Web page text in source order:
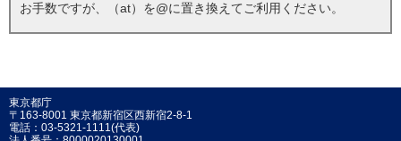
お手数ですが、（at）を@に置き換えてご利用ください。
東京都庁
〒163-8001 東京都新宿区西新宿2-8-1
電話：03-5321-1111(代表)